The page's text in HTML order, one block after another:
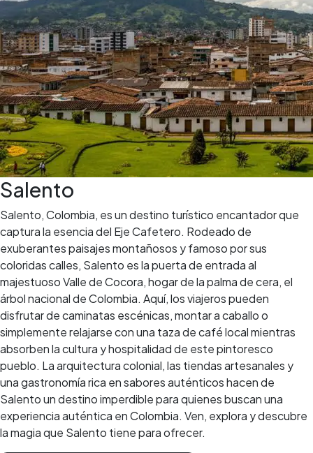
Salento
Salento, Colombia, es un destino turístico encantador que
captura la esencia del Eje Cafetero. Rodeado de
exuberantes paisajes montañosos y famoso por sus
coloridas calles, Salento es la puerta de entrada al
majestuoso Valle de Cocora, hogar de la palma de cera, el
árbol nacional de Colombia. Aquí, los viajeros pueden
disfrutar de caminatas escénicas, montar a caballo o
simplemente relajarse con una taza de café local mientras
absorben la cultura y hospitalidad de este pintoresco
pueblo. La arquitectura colonial, las tiendas artesanales y
una gastronomía rica en sabores auténticos hacen de
Salento un destino imperdible para quienes buscan una
experiencia auténtica en Colombia. Ven, explora y descubre
la magia que Salento tiene para ofrecer.